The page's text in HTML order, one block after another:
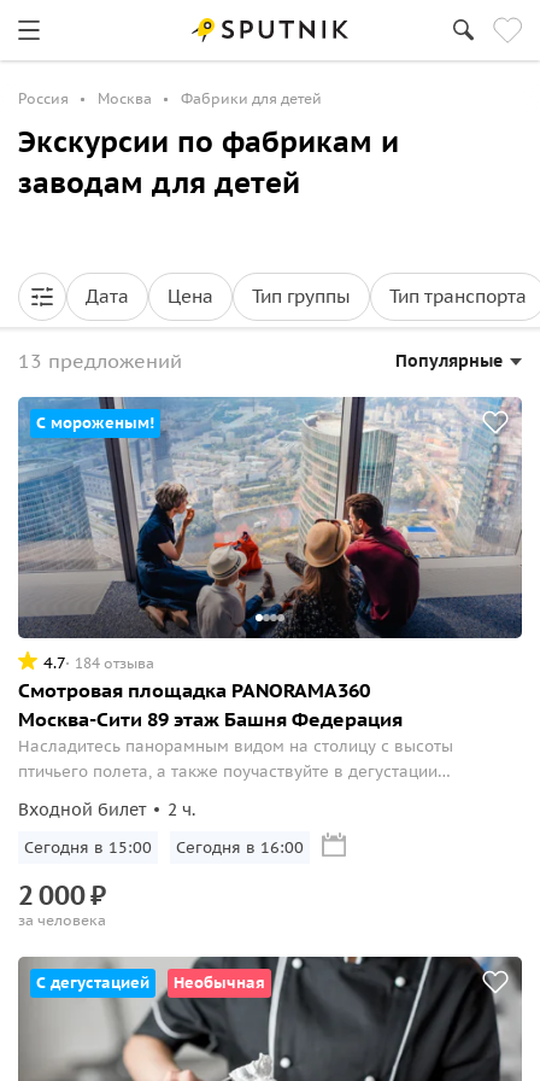
Россия Москва Фабрики для детей
Экскурсии по фабрикам и
заводам для детей
Дата Цена Тип группы Тип транспорта
13 предложений Популярные
С мороженым!
4.7 184 отзыва
Смотровая площадка PANORAMA360
Москва-Сити 89 этаж Башня Федерация
Насладитесь панорамным видом на столицу с высоты
птичьего полета, а также поучаствуйте в дегустации
Входной билет 2 ч.
Сегодня в 15:00 Сегодня в 16:00
2000₽
за человека
С дегустацией Необычная